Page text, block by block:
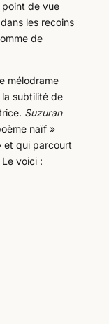
point de vue
les recoins
de
mélodrame
subtilité de
Suzuran
naïf »
et qui parcourt
voici :